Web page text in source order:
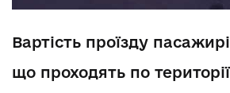
Вартість проїзду
що проходять по